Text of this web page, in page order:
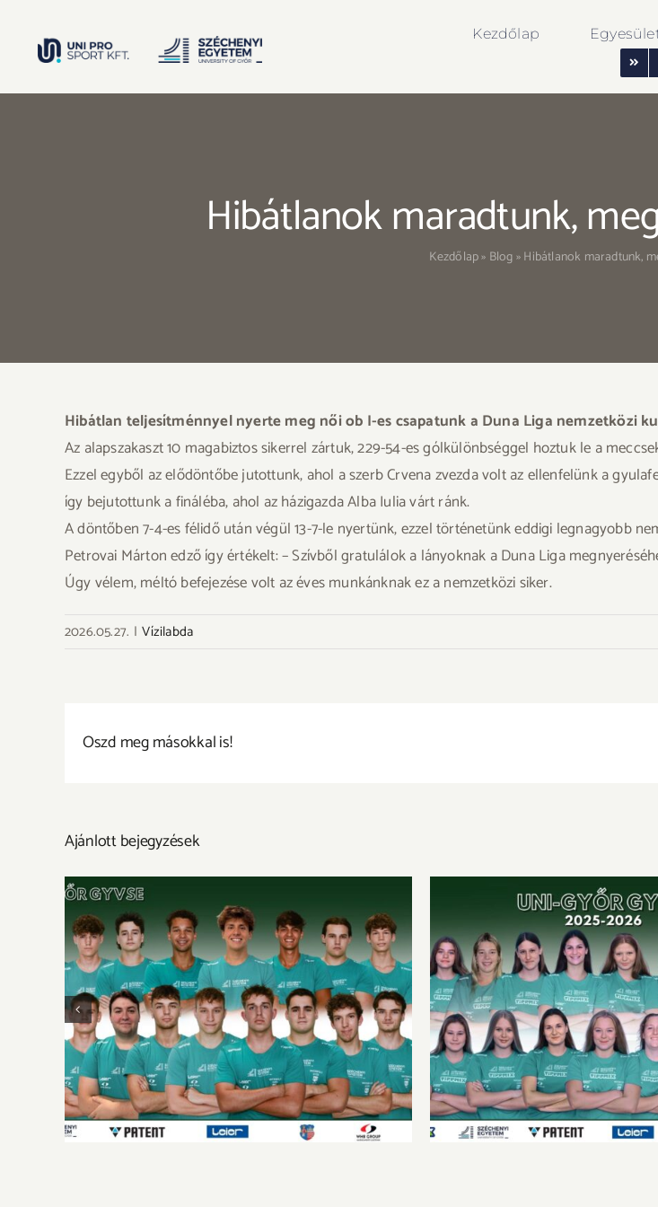
Kezdőlap
Hibátlanok maradtunk,
Kezdőlap» Blog»Hibátlanok maradtunk,
Hibátlan teljesítménnyel nyerte meg női ob I-es csapatunk a Duna Liga nemzetközi
Az alapszakaszt 10 magabiztos sikerrel zártuk, 229-54-es gólkülönbséggel hoztuk le a
Ezzel egyből az elődöntőbe jutottunk, ahol a szerb Crvena zvezda volt az ellenfelünk a
így bejutottunk a fináléba, ahol az házigazda Alba Iulia várt ránk.
A döntőben 7-4-es félidő után végül 13-7-le nyertünk, ezzel történetünk eddigi legnagyobb
Petrovai Márton edző így értékelt: – Szívből gratulálok a lányoknak a Duna Liga
Úgy vélem, méltó befejezése volt az éves munkánknak ez a nemzetközi siker.
2026.05.27. | Vízilabda
Oszd meg másokkal is!
Ajánlott bejegyzések
A körülmények sem velünk voltak Meghozta a három pontot a